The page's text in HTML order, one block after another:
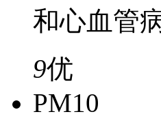
和心血管
9优
PM10